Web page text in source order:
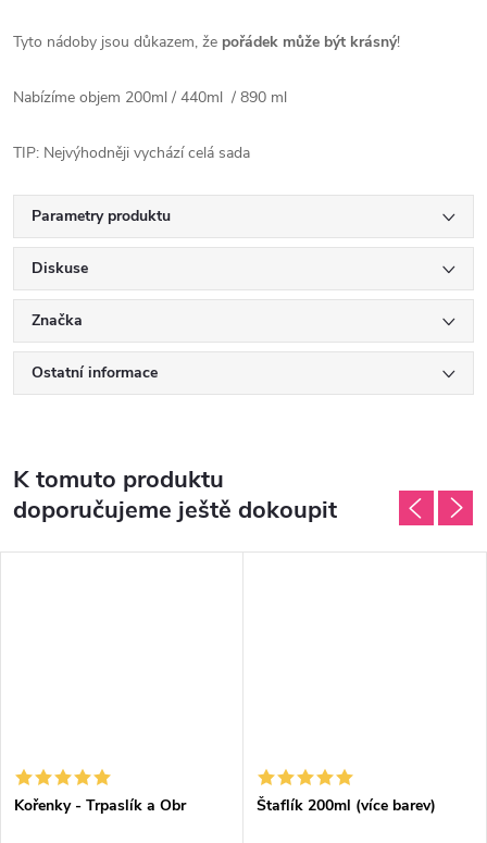
Tyto nádoby jsou důkazem, že pořádek může být krásný!
Nabízíme objem 200ml / 440ml / 890 ml
TIP: Nejvýhodněji vychází celá sada
Parametry produktu
Diskuse
Značka
Ostatní informace
K tomuto produktu
doporučujeme ještě dokoupit
Kořenky - Trpaslík a Obr Štaflík 200ml (více barev)